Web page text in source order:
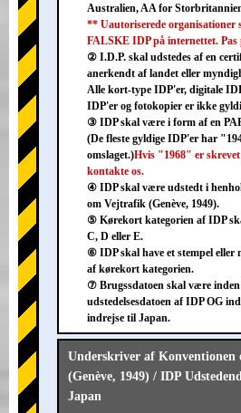
Australien, AA for
** Uautoriserede
FALSKE IDP på internettet.
② I.D.P. skal udstedes af en
anerkendt af landet eller
Alle kort-type IDP'er, digitale
IDP'er og fotokopier er ikke
③ IDP skal være i form af en
(De fleste gyldige IDP'er har
omslaget.)Hvis "1968" er
kontakte os.
④ IDP skal være udstedt i
om Vejtrafik (Genève, 1949).
⑤ Kørekort kategorien af IDP
C, D eller E.
⑥ IDP skal have et stempel eller
af kørekort kategorien.
⑦ Brugssdatoen skal være
udstedelsesdatoen af IDP OG
indrejse til Japan.
Underskriver af
(Genève, 1949) / IDP
Japan